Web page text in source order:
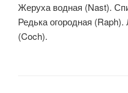
Жеруха водная (Nast).
Редька огородная
(Coch).